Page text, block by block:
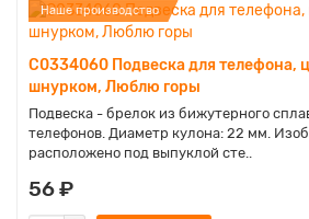
Наше производство
C0334060 Подвеска для телефона,
шнурком, Люблю горы
Подвеска - брелок из бижутерного
телефонов. Диаметр кулона: 22 мм.
расположено под выпуклой сте..
56 ₽